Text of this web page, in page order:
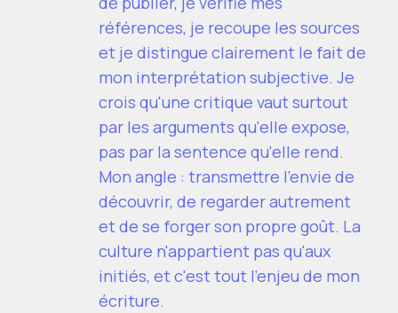
références, je recoupe les sources
et je distingue clairement le fait de
mon interprétation subjective. Je
crois qu'une critique vaut surtout
par les arguments qu'elle expose,
pas par la sentence qu'elle rend.
Mon angle : transmettre l'envie de
découvrir, de regarder autrement
et de se forger son propre goût. La
culture n'appartient pas qu'aux
initiés, et c'est tout l'enjeu de mon
écriture.